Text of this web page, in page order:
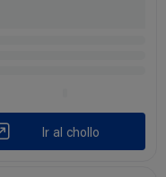
Ir al chollo